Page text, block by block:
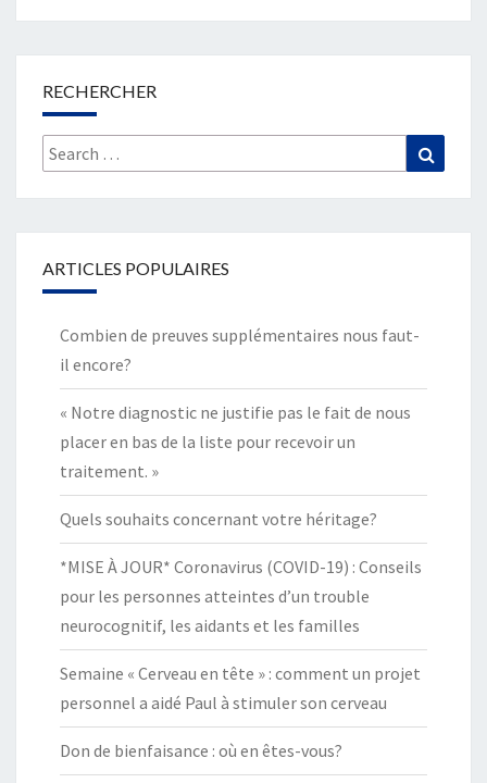
RECHERCHER
Search
for:
ARTICLES POPULAIRES
Combien de preuves supplémentaires nous faut-
il encore?
« Notre diagnostic ne justifie pas le fait de nous
placer en bas de la liste pour recevoir un
traitement. »
Quels souhaits concernant votre héritage?
*MISE À JOUR* Coronavirus (COVID-19) : Conseils
pour les personnes atteintes d’un trouble
neurocognitif, les aidants et les familles
Semaine « Cerveau en tête » : comment un projet
personnel a aidé Paul à stimuler son cerveau
Don de bienfaisance : où en êtes-vous?